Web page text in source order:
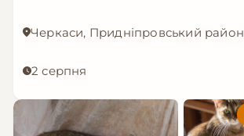
Черкаси, Придніпровський район
2 серпня